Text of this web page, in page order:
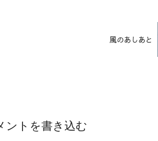
風のあしあと
ントを書き込む